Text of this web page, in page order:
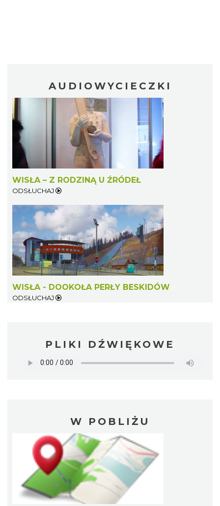
AUDIOWYCIECZKI
WISŁA – Z RODZINĄ U ŹRÓDEŁ
ODSŁUCHAJ
WISŁA - DOOKOŁA PERŁY BESKIDÓW
ODSŁUCHAJ
PLIKI DŹWIĘKOWE
W POBLIŻU